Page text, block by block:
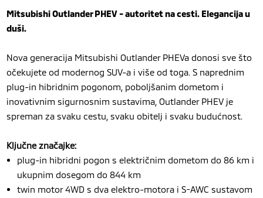
Mitsubishi Outlander PHEV - autoritet na cesti. Elegancija u
duši.
Nova generacija Mitsubishi Outlander PHEVa donosi sve što
očekujete od modernog SUV-a i više od toga. S naprednim
plug-in hibridnim pogonom, poboljšanim dometom i
inovativnim sigurnosnim sustavima, Outlander PHEV je
spreman za svaku cestu, svaku obitelj i svaku budućnost.
Ključne značajke:
plug-in hibridni pogon s električnim dometom do 86 km i
ukupnim dosegom do 844 km
twin motor 4WD s dva elektro-motora i S-AWC sustavom